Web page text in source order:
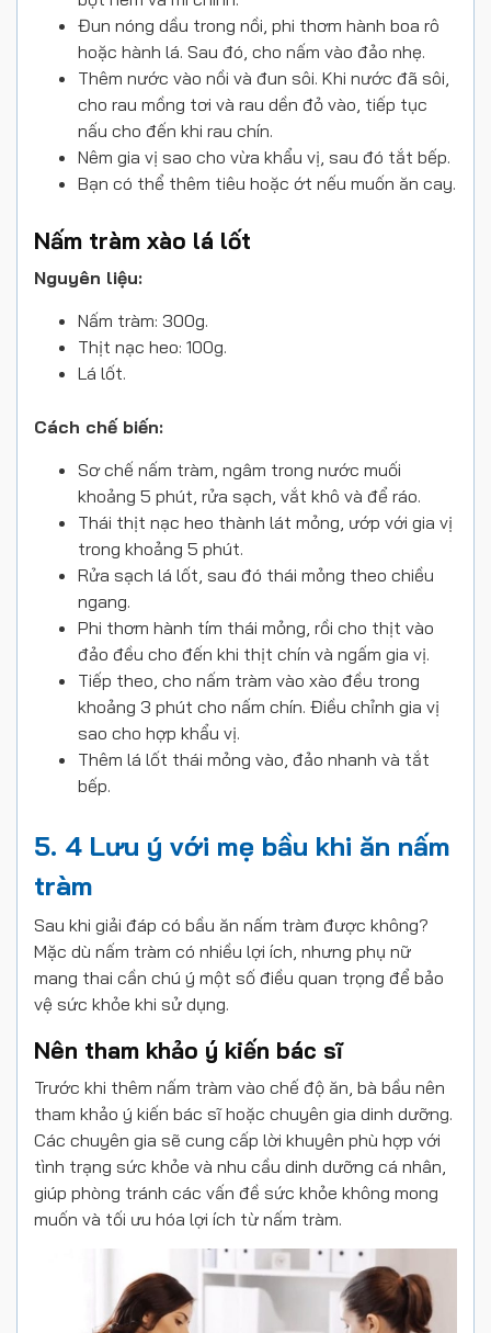
Đun nóng dầu trong nồi, phi thơm hành boa rô
hoặc hành lá. Sau đó, cho nấm vào đảo nhẹ.
Thêm nước vào nồi và đun sôi. Khi nước đã sôi,
cho rau mồng tơi và rau dền đỏ vào, tiếp tục
nấu cho đến khi rau chín.
Nêm gia vị sao cho vừa khẩu vị, sau đó tắt bếp.
Bạn có thể thêm tiêu hoặc ớt nếu muốn ăn cay.
Nấm tràm xào lá lốt
Nguyên liệu:
Nấm tràm: 300g.
Thịt nạc heo: 100g.
Lá lốt.
Cách chế biến:
Sơ chế nấm tràm, ngâm trong nước muối
khoảng 5 phút, rửa sạch, vắt khô và để ráo.
Thái thịt nạc heo thành lát mỏng, ướp với gia vị
trong khoảng 5 phút.
Rửa sạch lá lốt, sau đó thái mỏng theo chiều
ngang.
Phi thơm hành tím thái mỏng, rồi cho thịt vào
đảo đều cho đến khi thịt chín và ngấm gia vị.
Tiếp theo, cho nấm tràm vào xào đều trong
khoảng 3 phút cho nấm chín. Điều chỉnh gia vị
sao cho hợp khẩu vị.
Thêm lá lốt thái mỏng vào, đảo nhanh và tắt
bếp.
5. 4 Lưu ý với mẹ bầu khi ăn nấm
tràm
Sau khi giải đáp có bầu ăn nấm tràm được không?
Mặc dù nấm tràm có nhiều lợi ích, nhưng phụ nữ
mang thai cần chú ý một số điều quan trọng để bảo
vệ sức khỏe khi sử dụng.
Nên tham khảo ý kiến bác sĩ
Trước khi thêm nấm tràm vào chế độ ăn, bà bầu nên
tham khảo ý kiến bác sĩ hoặc chuyên gia dinh dưỡng.
Các chuyên gia sẽ cung cấp lời khuyên phù hợp với
tình trạng sức khỏe và nhu cầu dinh dưỡng cá nhân,
giúp phòng tránh các vấn đề sức khỏe không mong
muốn và tối ưu hóa lợi ích từ nấm tràm.